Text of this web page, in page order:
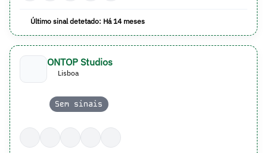
Último sinal detetado: Há 14 meses
ONTOP Studios
Lisboa
Sem sinais